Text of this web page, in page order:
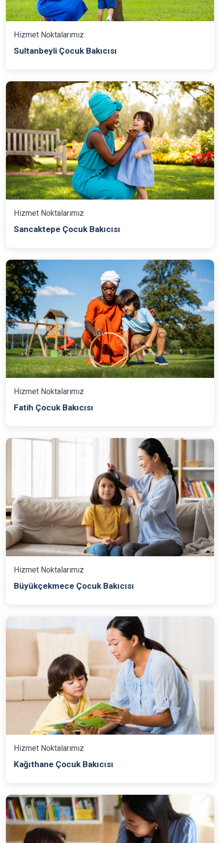
Hizmet Noktalarımız
Sultanbeyli Çocuk Bakıcısı
Hizmet Noktalarımız
Sancaktepe Çocuk Bakıcısı
Hizmet Noktalarımız
Fatih Çocuk Bakıcısı
Hizmet Noktalarımız
Büyükçekmece Çocuk Bakıcısı
Hizmet Noktalarımız
Kağıthane Çocuk Bakıcısı